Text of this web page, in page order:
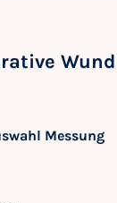
Messung